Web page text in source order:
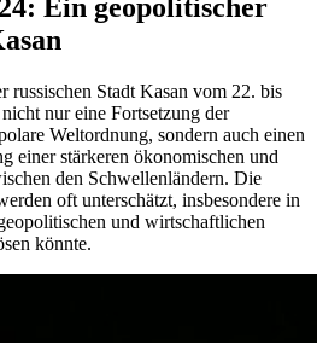
Ein geopolitischer
Stadt Kasan vom 22. bis
nur eine Fortsetzung der
Weltordnung, sondern auch einen
einer stärkeren ökonomischen und
den Schwellenländern. Die
oft unterschätzt, insbesondere in
und wirtschaftlichen
könnte.